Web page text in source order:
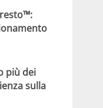
più dei
sulla